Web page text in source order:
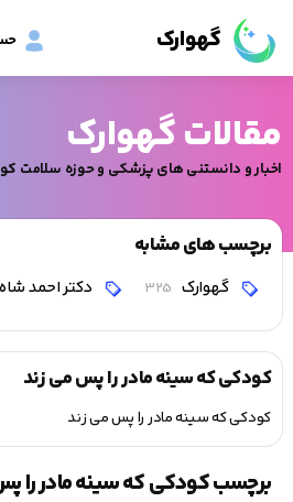
گهوارک
مقالات گهوارک
اخبار و دانستنی های پزشکی و حوزه سلامت
برچسب های مشابه
گهوارک 325 دکتر احمد
کودکی که سینه مادر را پس می زند
کودکی که سینه مادر را پس می زند
برچسب کودکی که سینه مادر را